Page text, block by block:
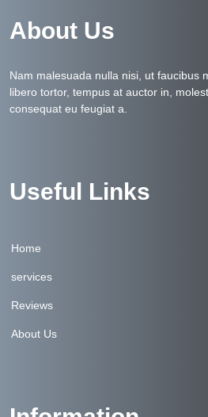
About Us
Nam malesuada nulla nisi, ut faucibus
libero tortor, tempus at auctor in,
consequat eu feugiat a.
Useful Links
Home
services
Reviews
About Us